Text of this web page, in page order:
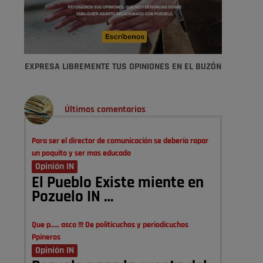
EXPRESA LIBREMENTE TUS OPINIONES EN EL BUZÓN
Últimos comentarios
Para ser el director de comunicación se debería rapar
un poquito y ser mas educado
Opinión IN
El Pueblo Existe miente en
Pozuelo IN …
Que p..... asco !!! De politicuchos y periodicuchos
Ppineros
Opinión IN